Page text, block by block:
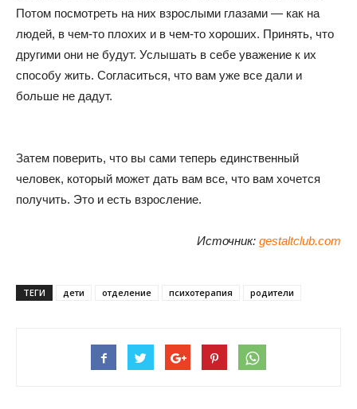
Потом посмотреть на них взрослыми глазами — как на
людей, в чем-то плохих и в чем-то хороших. Принять, что
другими они не будут. Услышать в себе уважение к их
способу жить. Согласиться, что вам уже все дали и
больше не дадут.
Затем поверить, что вы сами теперь единственный
человек, который может дать вам все, что вам хочется
получить. Это и есть взросление.
Источник: gestaltclub.com
ТЕГИ дети отделение психотерапия родители